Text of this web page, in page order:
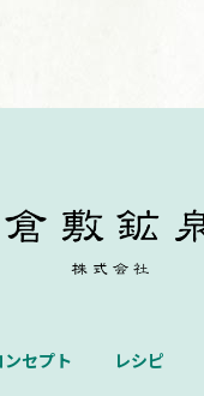
セプト レシピ